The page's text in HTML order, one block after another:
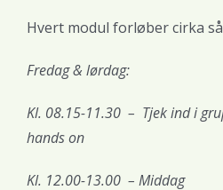
Hvert modul forløber cirka
Fredag & lørdag:
Kl. 08.15-11.30 – Tjek ind i
hands on
Kl. 12.00-13.00 – Middag